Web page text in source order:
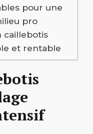
pour une
pro
caillebotis
et rentable